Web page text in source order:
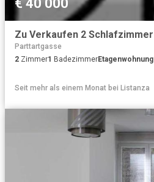
€ 40 000
Parttartgasse
2 Zimmer1 BadezimmerEtagenwohnung
Seit mehr als einem Monat bei Listanza